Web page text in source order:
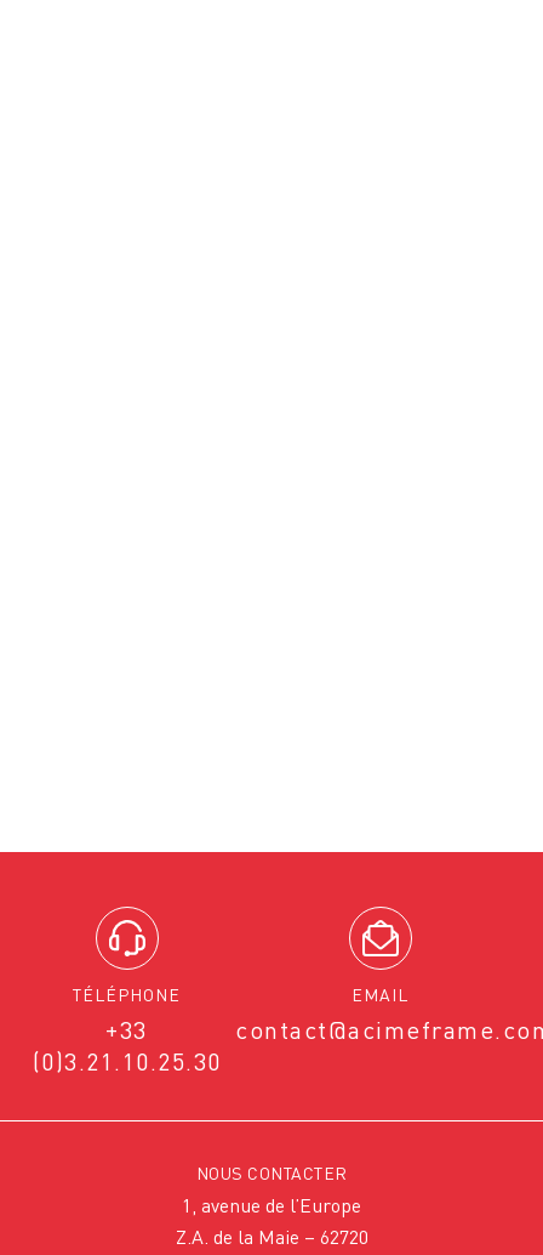
TÉLÉPHONE
+33
(0)3.21.10.25.30
EMAIL
NOUS CONTACTER
1, avenue de l’Europe
Z.A. de la Maie – 62720